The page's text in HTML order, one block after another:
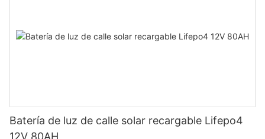
Batería de luz de calle solar recargable Lifepo4
12V 80AH